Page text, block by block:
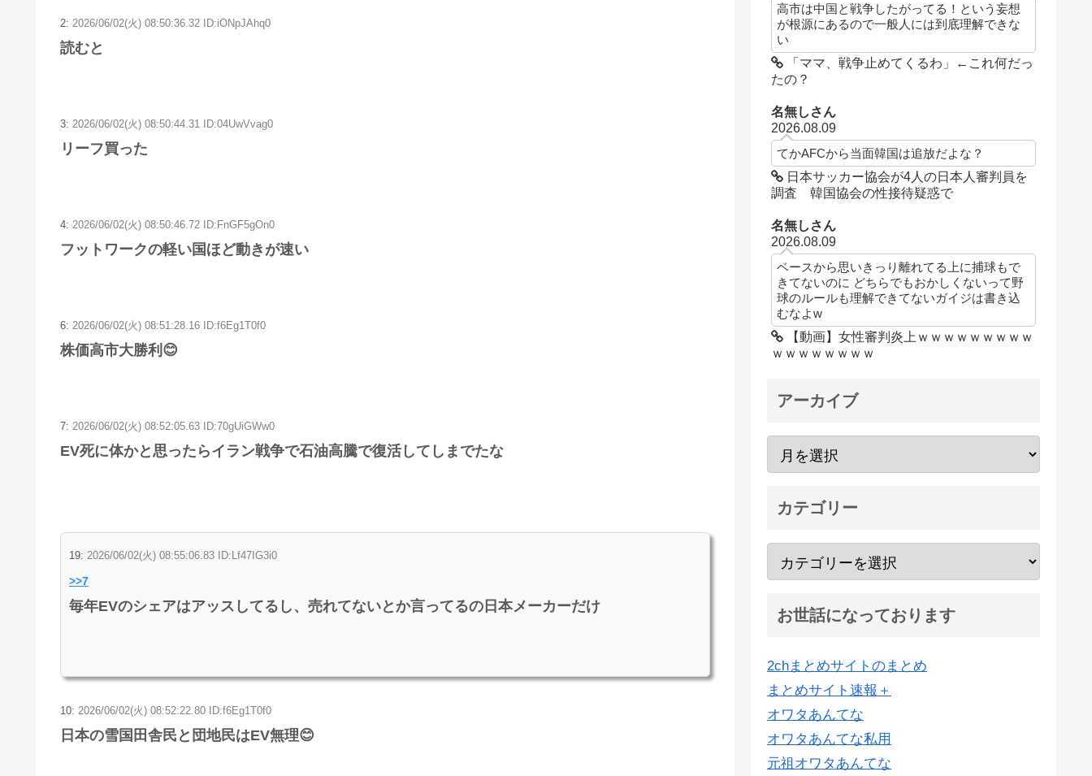
2: 2026/06/02(火) 08:50:36.32 ID:iONpJAhq0
読むと
3: 2026/06/02(火) 08:50:44.31 ID:04UwVvag0
リーフ買った
4: 2026/06/02(火) 08:50:46.72 ID:FnGF5gOn0
フットワークの軽い国ほど動きが速い
6: 2026/06/02(火) 08:51:28.16 ID:f6Eg1T0f0
株価高市大勝利😊
7: 2026/06/02(火) 08:52:05.63 ID:70gUiGWw0
EV死に体かと思ったらイラン戦争で石油高騰で復活してしまでたな
19: 2026/06/02(火) 08:55:06.83 ID:Lf47IG3i0
>>7
毎年EVのシェアはアッスしてるし、売れてないとか言ってるの日本メーカーだけ
10: 2026/06/02(火) 08:52:22.80 ID:f6Eg1T0f0
日本の雪国田舎民と団地民はEV無理😊
高市は中国と戦争したがってる！という妄想
が根源にあるので一般人には到底理解できな
い
「ママ、戦争止めてくるわ」←これ何だっ
たの？
名無しさん
2026.08.09
てかAFCから当面韓国は追放だよな？
日本サッカー協会が4人の日本人審判員を
調査 韓国協会の性接待疑惑で
名無しさん
2026.08.09
ベースから思いきっり離れてる上に捕球もで
きてないのに どちらでもおかしくないって野
球のルールも理解できてないガイジは書き込
むなよw
【動画】女性審判炎上ｗｗｗｗｗｗｗｗｗ
ｗｗｗｗｗｗｗｗ
アーカイブ
カテゴリー
お世話になっております
2chまとめサイトのまとめ
まとめサイト速報＋
オワタあんてな
オワタあんてな私用
元祖オワタあんてな